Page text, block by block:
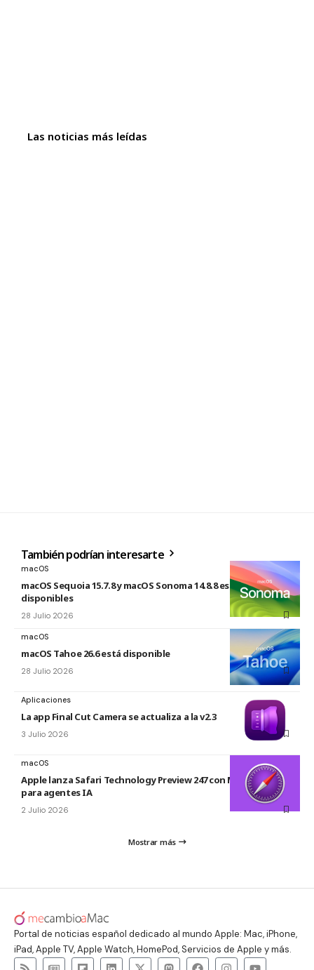
Las noticias más leídas
También podrían interesarte
macOS
macOS Sequoia 15.7.8 y macOS Sonoma 14.8.8 están
disponibles
28 Julio 2026
macOS
macOS Tahoe 26.6 está disponible
28 Julio 2026
Aplicaciones
La app Final Cut Camera se actualiza a la v2.3
3 Julio 2026
macOS
Apple lanza Safari Technology Preview 247 con MCP Server
para agentes IA
2 Julio 2026
Mostrar más
Portal de noticias español dedicado al mundo Apple: Mac, iPhone,
iPad, Apple TV, Apple Watch, HomePod, Servicios de Apple y más.